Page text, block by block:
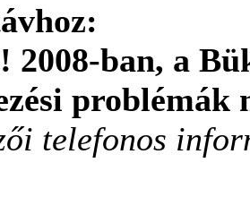
2008-ban, a
telefonos